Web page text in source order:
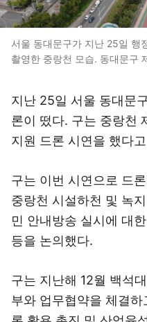
서울 동대문구가 지난 25일 행
촬영한 중랑천 모습. 동대문구
지난 25일 서울 동대문
론이 떴다. 구는 중랑천
지원 드론 시연을 했다
구는 이번 시연으로 드
중랑천 시설하천 및 녹
민 안내방송 실시에 대
등을 논의했다.
구는 지난해 12월 백석
부와 업무협약을 체결하